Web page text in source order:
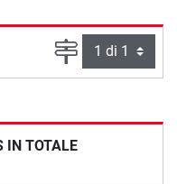
Pagina
IN TOTALE